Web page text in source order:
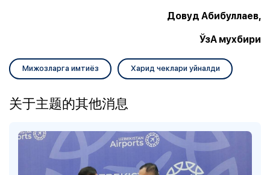
Довуд Абибуллаев,
ЎзА мухбири
Мижозларга имтиёз Харид чеклари уйналди
关于主题的其他消息